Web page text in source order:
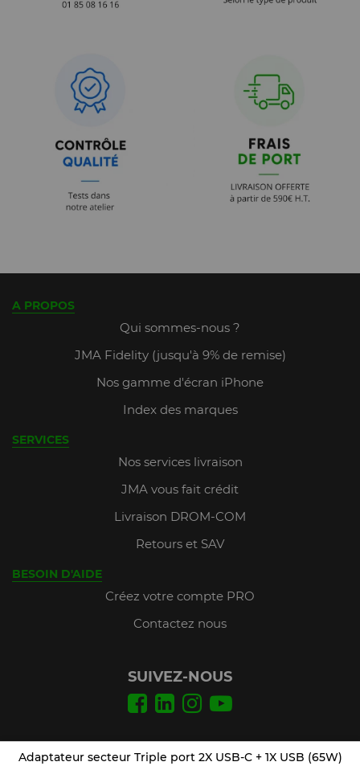
Adaptateur secteur Triple port 2X USB-C + 1X USB (65W)
A PROPOS
Qui sommes-nous ?
JMA Fidelity (jusqu'à 9% de remise)
Nos gamme d'écran iPhone
Index des marques
SERVICES
Nos services livraison
JMA vous fait crédit
Livraison DROM-COM
Retours et SAV
BESOIN D'AIDE
Créez votre compte PRO
Contactez nous
SUIVEZ-NOUS